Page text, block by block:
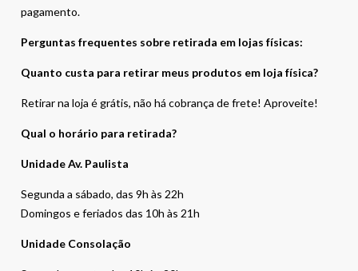
pagamento.
Perguntas frequentes sobre retirada em lojas físicas:
Quanto custa para retirar meus produtos em loja física?
Retirar na loja é grátis, não há cobrança de frete! Aproveite!
Qual o horário para retirada?
Unidade Av. Paulista
Segunda a sábado, das 9h às 22h
Domingos e feriados das 10h às 21h
Unidade Consolação